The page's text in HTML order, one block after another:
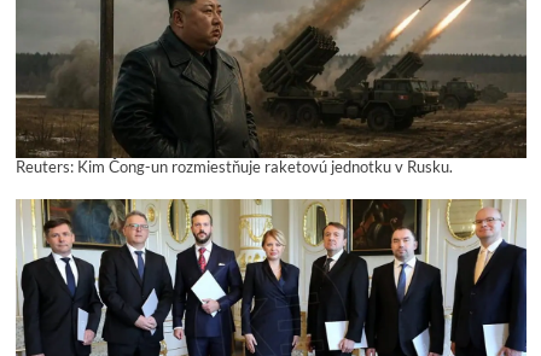
Reuters: Kim Čong-un rozmiestňuje raketovú jednotku v Rusku.